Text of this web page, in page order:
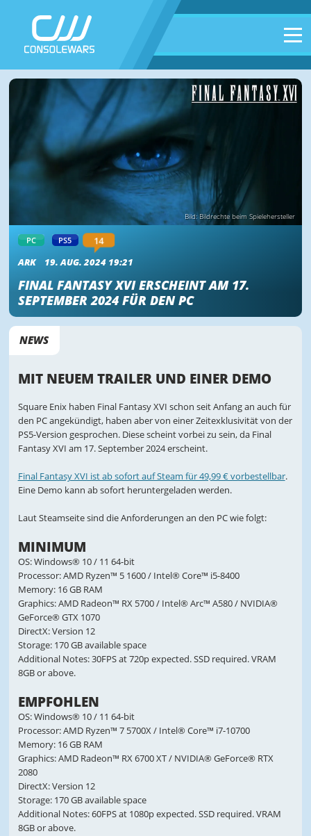
Bild: Bildrechte beim Spielehersteller
PC PS5 14
ARK 19. AUG. 2024 19:21
FINAL FANTASY XVI ERSCHEINT AM 17.
SEPTEMBER 2024 FÜR DEN PC
NEWS
MIT NEUEM TRAILER UND EINER DEMO
Square Enix haben Final Fantasy XVI schon seit Anfang an auch für
den PC angekündigt, haben aber von einer Zeitexklusivität von der
PS5-Version gesprochen. Diese scheint vorbei zu sein, da Final
Fantasy XVI am 17. September 2024 erscheint.
Final Fantasy XVI ist ab sofort auf Steam für 49,99 € vorbestellbar.
Eine Demo kann ab sofort heruntergeladen werden.
Laut Steamseite sind die Anforderungen an den PC wie folgt:
MINIMUM
OS: Windows® 10 / 11 64-bit
Processor: AMD Ryzen™ 5 1600 / Intel® Core™ i5-8400
Memory: 16 GB RAM
Graphics: AMD Radeon™ RX 5700 / Intel® Arc™ A580 / NVIDIA®
GeForce® GTX 1070
DirectX: Version 12
Storage: 170 GB available space
Additional Notes: 30FPS at 720p expected. SSD required. VRAM
8GB or above.
EMPFOHLEN
OS: Windows® 10 / 11 64-bit
Processor: AMD Ryzen™ 7 5700X / Intel® Core™ i7-10700
Memory: 16 GB RAM
Graphics: AMD Radeon™ RX 6700 XT / NVIDIA® GeForce® RTX
2080
DirectX: Version 12
Storage: 170 GB available space
Additional Notes: 60FPS at 1080p expected. SSD required. VRAM
8GB or above.